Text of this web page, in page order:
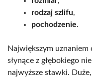
rodzaj szlifu,
pochodzenie.
Największym uznaniem
słynące z głębokiego
najwyższe stawki.